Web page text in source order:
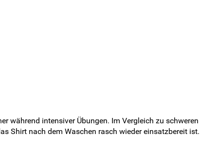
während intensiver Übungen. Im Vergleich zu schweren
Shirt nach dem Waschen rasch wieder einsatzbereit ist.